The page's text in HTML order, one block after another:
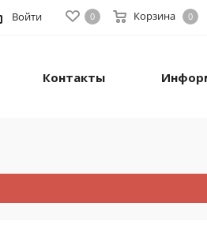
0 Корзина 0
Войти
Контакты